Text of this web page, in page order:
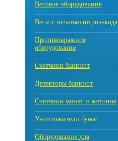
Весовое оборудование
Весы с печатью штрих-кода
Противокражное
оборудование
Счетчики банкнот
Детекторы банкнот
Счетчики монет и жетонов
Уничтожители бумаг
Оборудование для